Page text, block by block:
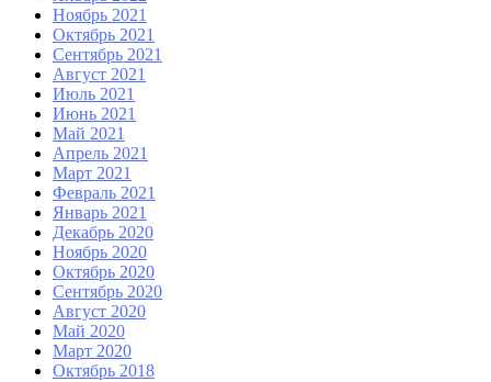
Ноябрь 2021
Октябрь 2021
Сентябрь 2021
Август 2021
Июль 2021
Июнь 2021
Май 2021
Апрель 2021
Март 2021
Февраль 2021
Январь 2021
Декабрь 2020
Ноябрь 2020
Октябрь 2020
Сентябрь 2020
Август 2020
Май 2020
Март 2020
Октябрь 2018